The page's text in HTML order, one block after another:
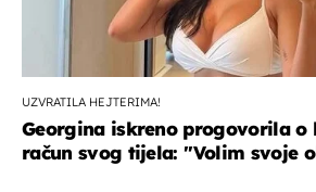
UZVRATILA HEJTERIMA!
Georgina iskreno progovorila o
račun svog tijela: ''Volim svoje